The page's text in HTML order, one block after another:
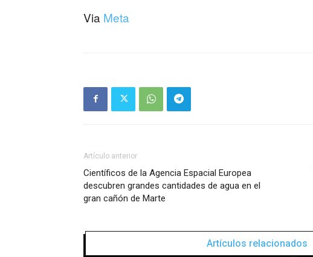
Via Meta
Artículo anterior
Científicos de la Agencia Espacial Europea
descubren grandes cantidades de agua en el
gran cañón de Marte
Artículos relacionados